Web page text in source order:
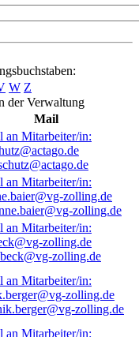
W Z
der Verwaltung
Mail
zolling.de
zolling.de
zolling.de